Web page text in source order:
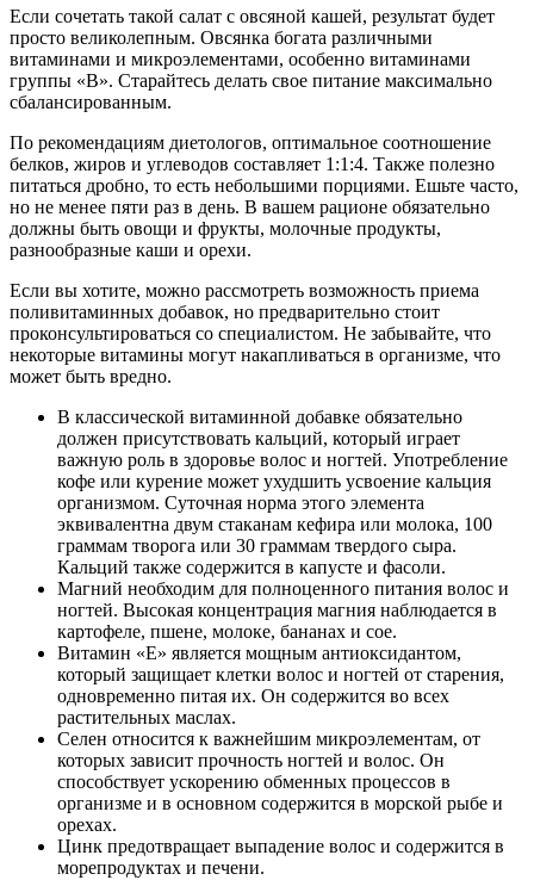
Если сочетать такой салат с овсяной кашей, результат будет
просто великолепным. Овсянка богата различными
витаминами и микроэлементами, особенно витаминами
группы «В». Старайтесь делать свое питание максимально
сбалансированным.
По рекомендациям диетологов, оптимальное соотношение
белков, жиров и углеводов составляет 1:1:4. Также полезно
питаться дробно, то есть небольшими порциями. Ешьте часто,
но не менее пяти раз в день. В вашем рационе обязательно
должны быть овощи и фрукты, молочные продукты,
разнообразные каши и орехи.
Если вы хотите, можно рассмотреть возможность приема
поливитаминных добавок, но предварительно стоит
проконсультироваться со специалистом. Не забывайте, что
некоторые витамины могут накапливаться в организме, что
может быть вредно.
В классической витаминной добавке обязательно
должен присутствовать кальций, который играет
важную роль в здоровье волос и ногтей. Употребление
кофе или курение может ухудшить усвоение кальция
организмом. Суточная норма этого элемента
эквивалентна двум стаканам кефира или молока, 100
граммам творога или 30 граммам твердого сыра.
Кальций также содержится в капусте и фасоли.
Магний необходим для полноценного питания волос и
ногтей. Высокая концентрация магния наблюдается в
картофеле, пшене, молоке, бананах и сое.
Витамин «Е» является мощным антиоксидантом,
который защищает клетки волос и ногтей от старения,
одновременно питая их. Он содержится во всех
растительных маслах.
Селен относится к важнейшим микроэлементам, от
которых зависит прочность ногтей и волос. Он
способствует ускорению обменных процессов в
организме и в основном содержится в морской рыбе и
орехах.
Цинк предотвращает выпадение волос и содержится в
морепродуктах и печени.